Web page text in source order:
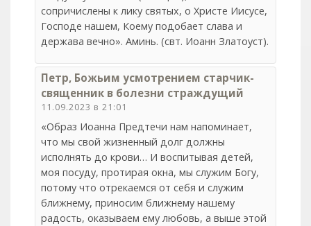
сопричислены к лику святых, о Христе Иисусе,
Господе нашем, Коему подобает слава и
держава вечно». Аминь. (свт. Иоанн Златоуст).
Петр, Божьим усмотрением старчик-
священник в болезни страждущий
11.09.2023 в 21:01
«Образ Иоанна Предтечи нам напоминает,
что мы свой жизненный долг должны
исполнять до крови… И воспитывая детей,
моя посуду, протирая окна, мы служим Богу,
потому что отрекаемся от себя и служим
ближнему, приносим ближнему нашему
радость, оказываем ему любовь, а выше этой